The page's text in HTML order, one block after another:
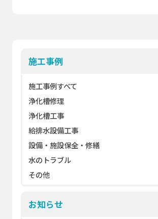
施工事例
施工事例すべて
浄化槽修理
浄化槽工事
給排水設備工事
設備・施設保全・修繕
水のトラブル
その他
お知らせ